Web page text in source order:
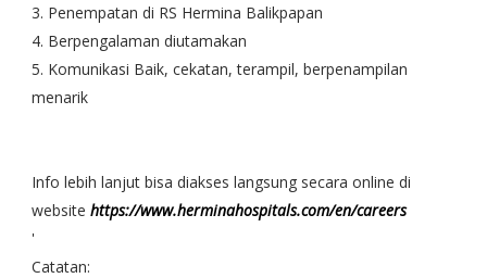
3. Penempatan di RS Hermina Balikpapan
4. Berpengalaman diutamakan
5. Komunikasi Baik, cekatan, terampil, berpenampilan
menarik
Info lebih lanjut bisa diakses langsung secara online di
website https://www.herminahospitals.com/en/careers
'
Catatan: